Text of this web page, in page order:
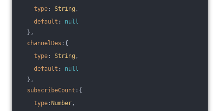
type : String ,
default : null
},
channelDes :{
type : String ,
default : null
},
subscribeCount :{
type : Number,